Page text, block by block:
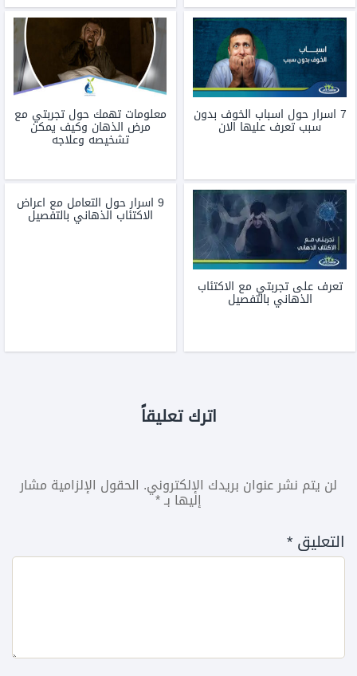
7 اسرار حول اسباب الخوف بدون
سبب تعرف عليها الان
معلومات تهمك حول تجربتي مع
مرض الذهان وكيف يمكن
تشخيصه وعلاجه
تعرف على تجربتي مع الاكتئاب
الذهاني بالتفصيل
9 اسرار حول التعامل مع اعراض
الاكتئاب الذهاني بالتفصيل
اترك تعليقاً
لن يتم نشر عنوان بريدك الإلكتروني. الحقول الإلزامية مشار
إليها بـ*
التعليق*